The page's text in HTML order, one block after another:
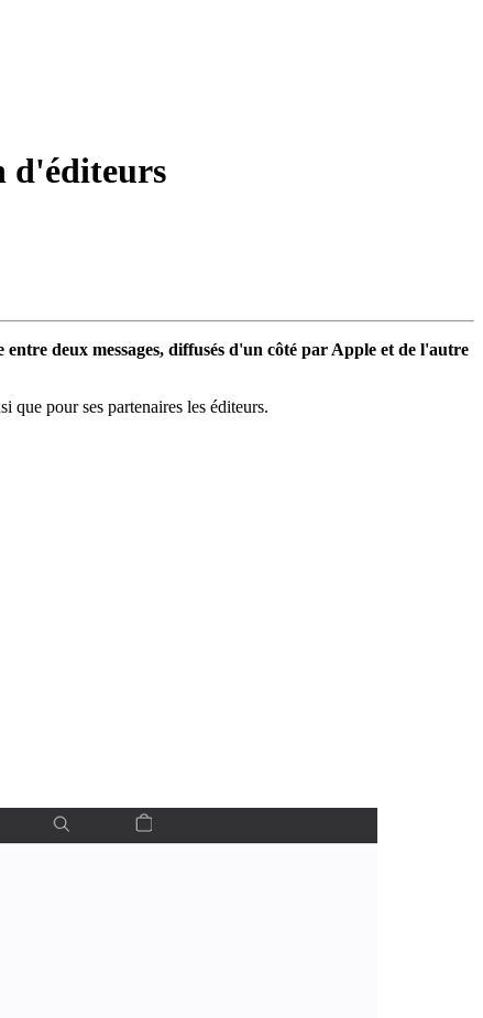
d'éditeurs
deux messages, diffusés d'un côté par Apple et de l'autre
que pour ses partenaires les éditeurs.